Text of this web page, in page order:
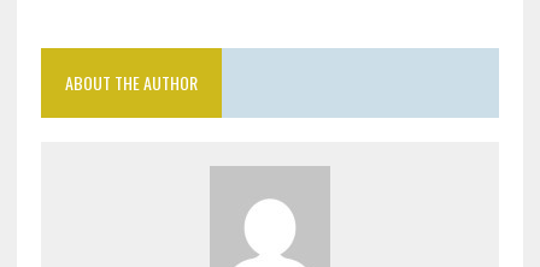
ABOUT THE AUTHOR